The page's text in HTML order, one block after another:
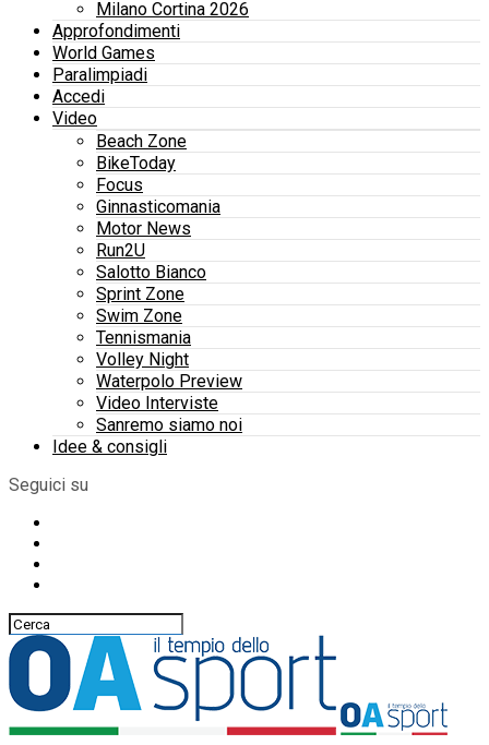
Milano Cortina 2026
Approfondimenti
World Games
Paralimpiadi
Accedi
Video
Beach Zone
BikeToday
Focus
Ginnasticomania
Motor News
Run2U
Salotto Bianco
Sprint Zone
Swim Zone
Tennismania
Volley Night
Waterpolo Preview
Video Interviste
Sanremo siamo noi
Idee & consigli
Seguici su